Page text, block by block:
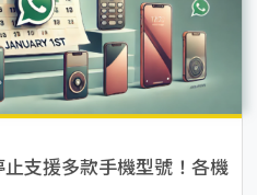
支援多款手機型號！各機